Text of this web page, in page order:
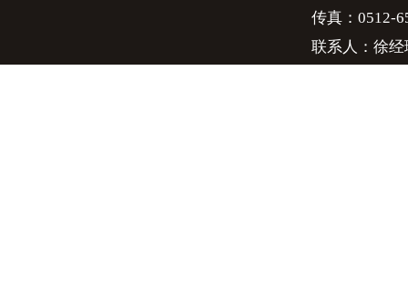
传真：0512-
联系人：徐